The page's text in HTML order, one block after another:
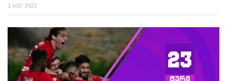
1 სექ. 2022